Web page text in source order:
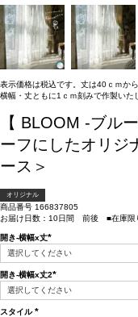
表示価格は税込です。丈は40ｃｍか
横幅・丈ともに1ｃｍ刻みで作製いた
【 BLOOM -ブル
ーフにしたオリジ
ース＞
オリジナル
商品番号 166837805
お届け日数：10日間 前後 ■在庫限
開き-横幅x丈
(必
須)
開き-横幅x丈2
(必
須)
スタイル